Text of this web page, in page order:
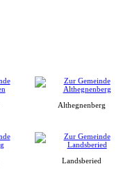
Althegnenberg
Landsberied